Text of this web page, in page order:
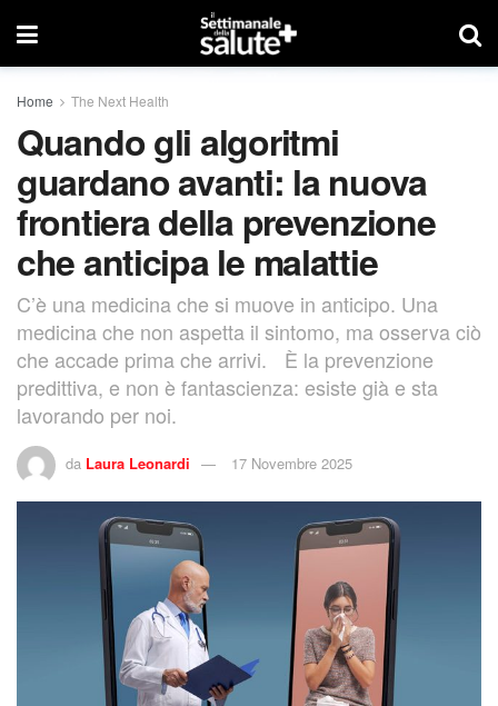
Home The Next Health
Quando gli algoritmi
guardano avanti: la nuova
frontiera della prevenzione
che anticipa le malattie
C’è una medicina che si muove in anticipo. Una
medicina che non aspetta il sintomo, ma osserva ciò
che accade prima che arrivi. È la prevenzione
predittiva, e non è fantascienza: esiste già e sta
lavorando per noi.
da Laura Leonardi 17 Novembre 2025